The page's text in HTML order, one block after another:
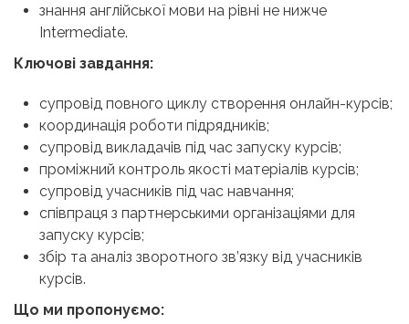
знання англійської мови на рівні не нижче
Intermediate.
Ключові завдання:
супровід повного циклу створення онлайн-курсів;
координація роботи підрядників;
супровід викладачів під час запуску курсів;
проміжний контроль якості матеріалів курсів;
супровід учасників під час навчання;
співпраця з партнерськими організаціями для
запуску курсів;
збір та аналіз зворотного зв’язку від учасників
курсів.
Що ми пропонуємо: